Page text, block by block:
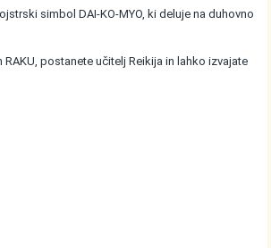
simbol DAI-KO-MYO, ki deluje na duhovno
postanete učitelj Reikija in lahko izvajate